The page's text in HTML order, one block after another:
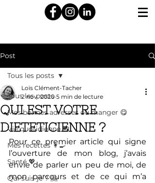
Post
Tous les posts
Mes bonnes adresses où manger 😋
Vie quotidienne 📲
Mes recettes 👩‍🍳
Santé 💖
Qui suis-je ? 🤗
Tous les posts
QUI EST VOTRE
DIETETICIENNE ?
Loïs Clément-Tacher
2 nov. 2020 5 min de lecture
Pour ce premier article qui signe
l’ouverture de mon blog, j’avais
envie de parler un peu de moi, de
mon parcours et de ce qui m’a